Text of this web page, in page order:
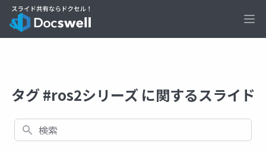
タグ #ros2シリーズ に関するスライド
検索